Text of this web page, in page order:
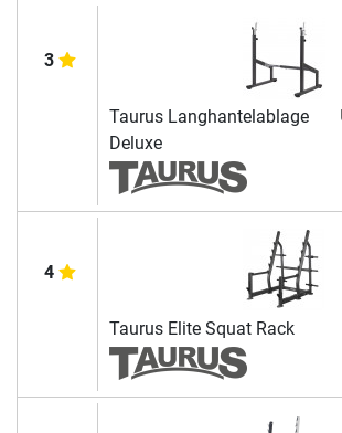
3
Taurus Langhantelablage
Deluxe
4
Taurus Elite Squat Rack